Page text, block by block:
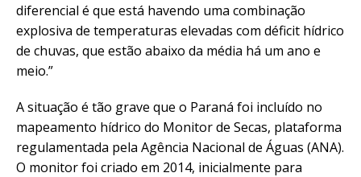
diferencial é que está havendo uma combinação
explosiva de temperaturas elevadas com déficit hídrico
de chuvas, que estão abaixo da média há um ano e
meio.”
A situação é tão grave que o Paraná foi incluído no
mapeamento hídrico do Monitor de Secas, plataforma
regulamentada pela Agência Nacional de Águas (ANA).
O monitor foi criado em 2014, inicialmente para